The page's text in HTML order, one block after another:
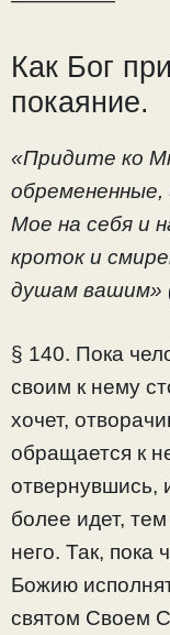
Как Бог
покаяние.
«Придите ко
обремененные,
Мое на себя и
кроток и
душам вашим»
§ 140. Пока
своим к нему
хочет,
обращается к
отвернувшись,
более идет,
него. Так, пока
Божию
святом Своем